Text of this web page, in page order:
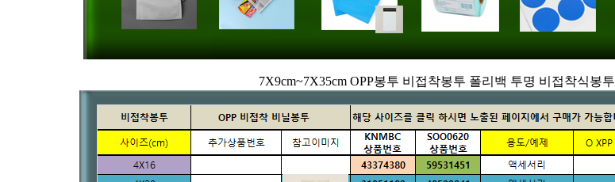
7X9cm~7X35cm OPP봉투 비접착봉투 폴리백 투명 비접착식봉투